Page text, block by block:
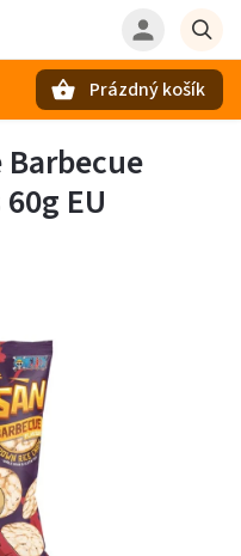
Prázdný košík
Barbecue
EU